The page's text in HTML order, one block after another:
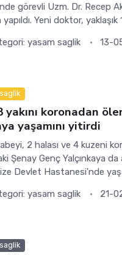
görevli Uzm. Dr. Recep
Yeni doktor, yaklaşık
yasam saglik 13-
yakını koronadan
yaşamını yitirdi
2 halası ve 4 kuzeni
Şenay Genç Yalçınkaya
Devlet Hastanesi'nde
yasam saglik 21-